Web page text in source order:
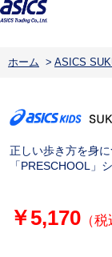
ホーム > ASICS
正しい歩き方を身
「PRESCHOOL」
￥5,170（税